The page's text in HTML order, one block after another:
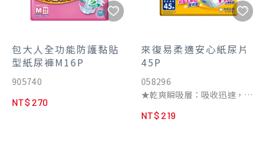
包大人全功能防護黏貼
型紙尿褲M16P
905740
NT$ 270
來復易柔適安心紙尿片
45P
058296
★乾爽瞬吸層：吸收迅速，表
★加高立體防漏側邊：阻擋尿
NT$ 219